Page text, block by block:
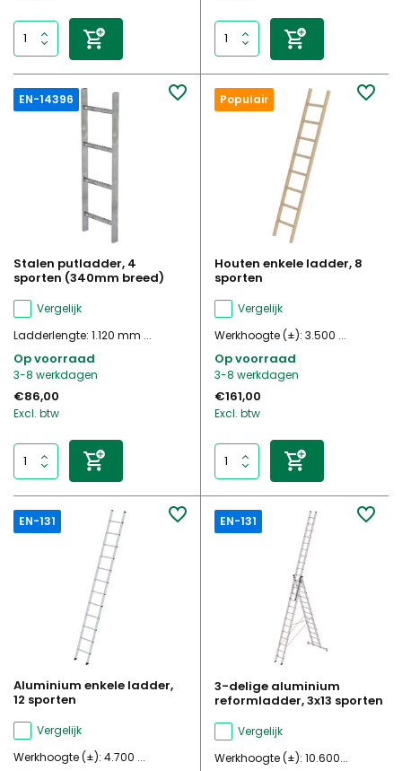
EN-14396
Stalen putladder, 4
sporten (340mm breed)
Vergelijk
Ladderlengte: 1.120 mm ...
Op voorraad
3-8 werkdagen
€86,00
Excl. btw
Populair
Houten enkele ladder, 8
sporten
Vergelijk
Werkhoogte (±): 3.500 ...
Op voorraad
3-8 werkdagen
€161,00
Excl. btw
EN-131
Aluminium enkele ladder,
12 sporten
Vergelijk
Werkhoogte (±): 4.700 ...
EN-131
3-delige aluminium
reformladder, 3x13 sporten
Vergelijk
Werkhoogte (±): 10.600...